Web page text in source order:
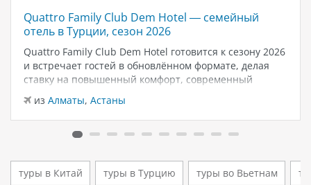
Quattro Family Club Dem Hotel — семейный
отель в Турции, сезон 2026
Quattro Family Club Dem Hotel готовится к сезону 2026
и встречает гостей в обновлённом формате, делая
ставку на повышенный комфорт, современный
дизайн и атмосферу спокойного семейного отдыха у
моря. Отель остаётся популярным выбором для тех,
кто ищет семейный отель в…
из Алматы, Астаны
туры в Китай туры в Турцию туры во Вьетнам